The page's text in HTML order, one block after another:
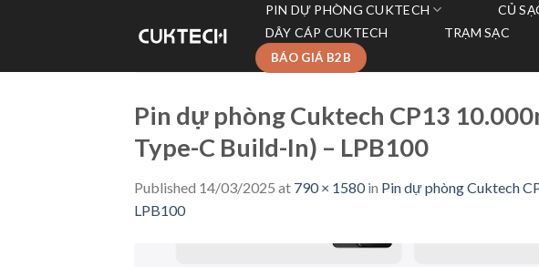
PIN DỰ PHÒNG CUKTECH
CỦ
DÂY CÁP CUKTECH
TRẠM SẠC
BÁO GIÁ B2B
Pin dự phòng Cuktech CP13
Type-C Build-In) – LPB100
Published 14/03/2025 at 790 × 1580in Pin dự phòng Cuktech
LPB100